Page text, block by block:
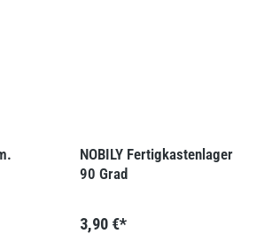
NOBILY Fertigkastenlager
90 Grad
3,90 €*